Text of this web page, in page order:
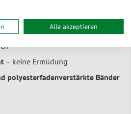
für den richtigen
– keine Ermüdung
polyesterfadenverstärkte Bänder
Alle akzeptieren